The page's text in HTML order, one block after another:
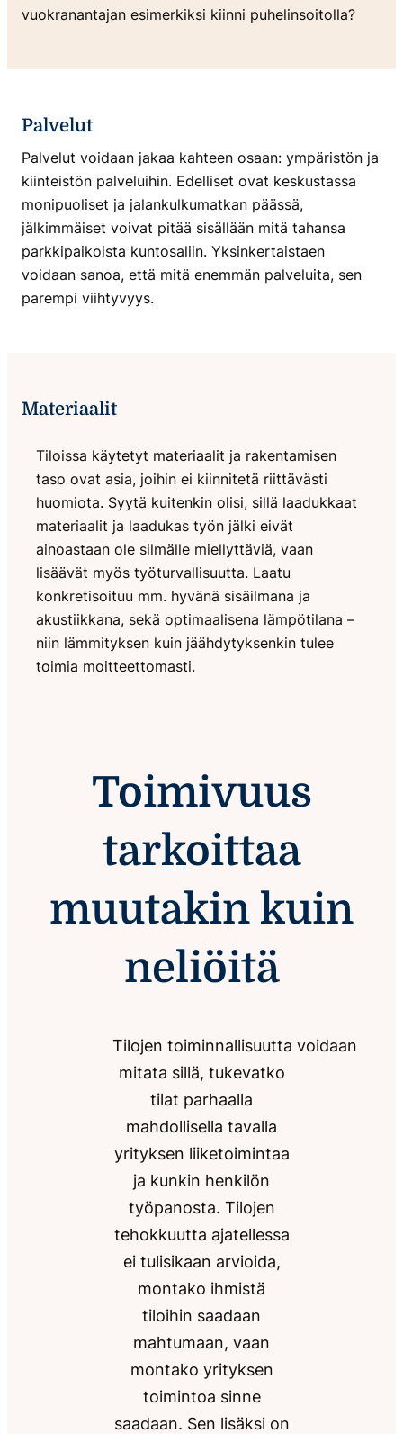
vuokranantajan esimerkiksi kiinni puhelinsoitolla?
Palvelut
Palvelut voidaan jakaa kahteen osaan: ympäristön ja
kiinteistön palveluihin. Edelliset ovat keskustassa
monipuoliset ja jalankulkumatkan päässä,
jälkimmäiset voivat pitää sisällään mitä tahansa
parkkipaikoista kuntosaliin. Yksinkertaistaen
voidaan sanoa, että mitä enemmän palveluita, sen
parempi viihtyvyys.
Materiaalit
Tiloissa käytetyt materiaalit ja rakentamisen
taso ovat asia, joihin ei kiinnitetä riittävästi
huomiota. Syytä kuitenkin olisi, sillä laadukkaat
materiaalit ja laadukas työn jälki eivät
ainoastaan ole silmälle miellyttäviä, vaan
lisäävät myös työturvallisuutta. Laatu
konkretisoituu mm. hyvänä sisäilmana ja
akustiikkana, sekä optimaalisena lämpötilana –
niin lämmityksen kuin jäähdytyksenkin tulee
toimia moitteettomasti.
Toimivuus
tarkoittaa
muutakin kuin
neliöitä
Tilojen toiminnallisuutta voidaan
mitata sillä, tukevatko
tilat parhaalla
mahdollisella tavalla
yrityksen liiketoimintaa
ja kunkin henkilön
työpanosta. Tilojen
tehokkuutta ajatellessa
ei tulisikaan arvioida,
montako ihmistä
tiloihin saadaan
mahtumaan, vaan
montako yrityksen
toimintoa sinne
saadaan. Sen lisäksi on